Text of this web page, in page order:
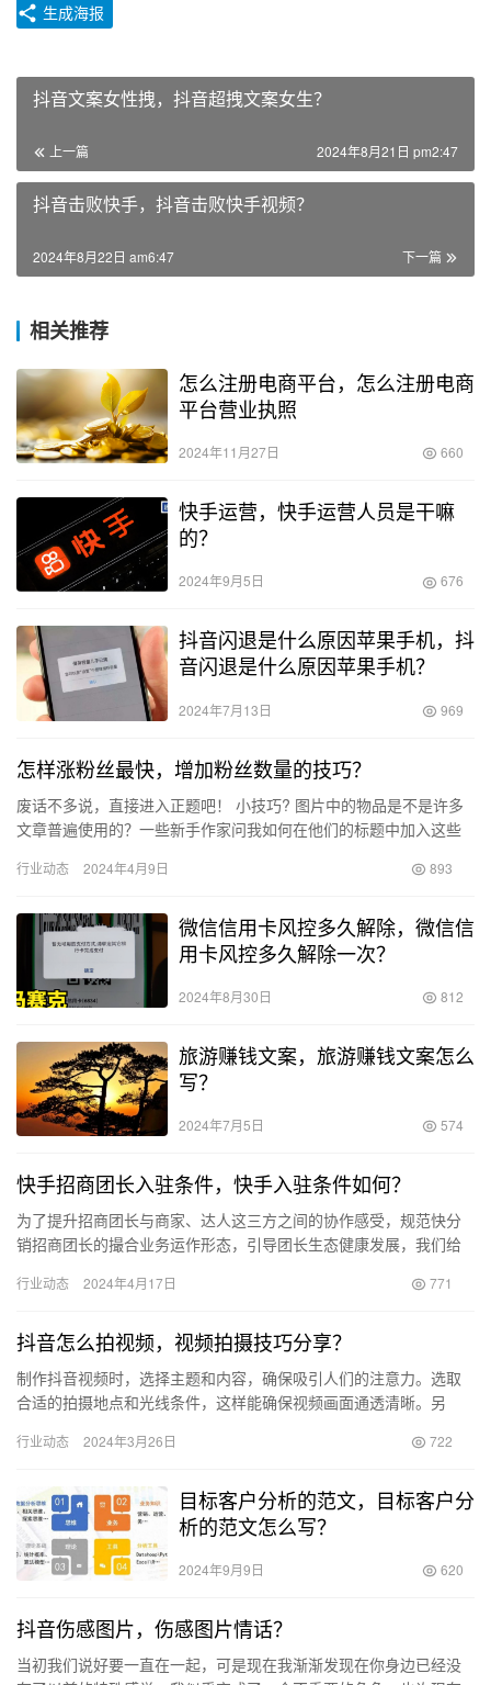
生成海报
抖音文案女性拽，抖音超拽文案女生？
上一篇 2024年8月21日 pm2:47
抖音击败快手，抖音击败快手视频？
下一篇
2024年8月22日 am6:47
相关推荐
怎么注册电商平台，怎么注册电商
平台营业执照
2024年11月27日 660
快手运营，快手运营人员是干嘛
的？
2024年9月5日 676
抖音闪退是什么原因苹果手机，抖
音闪退是什么原因苹果手机？
2024年7月13日 969
怎样涨粉丝最快，增加粉丝数量的技巧？
废话不多说，直接进入正题吧！ 小技巧? 图片中的物品是不是许多
文章普遍使用的？一些新手作家问我如何在他们的标题中加入这些
行业动态 2024年4月9日 893
微信信用卡风控多久解除，微信信
用卡风控多久解除一次？
2024年8月30日 812
旅游赚钱文案，旅游赚钱文案怎么
写？
2024年7月5日 574
快手招商团长入驻条件，快手入驻条件如何？
为了提升招商团长与商家、达人这三方之间的协作感受，规范快分
销招商团长的撮合业务运作形态，引导团长生态健康发展，我们给
接带来…
行业动态 2024年4月17日 771
抖音怎么拍视频，视频拍摄技巧分享？
制作抖音视频时，选择主题和内容，确保吸引人们的注意力。选取
合适的拍摄地点和光线条件，这样能确保视频画面通透清晰。另
更加生动…
行业动态 2024年3月26日 722
目标客户分析的范文，目标客户分
析的范文怎么写？
2024年9月9日 620
抖音伤感图片，伤感图片情话？
当初我们说好要一直在一起，可是现在我渐渐发现在你身边已经没